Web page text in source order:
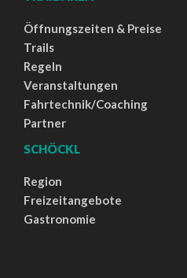
Öffnungszeiten & Preise
Trails
Regeln
Veranstaltungen
Fahrtechnik/Coaching
Partner
SCHÖCKL
Region
Freizeitangebote
Gastronomie